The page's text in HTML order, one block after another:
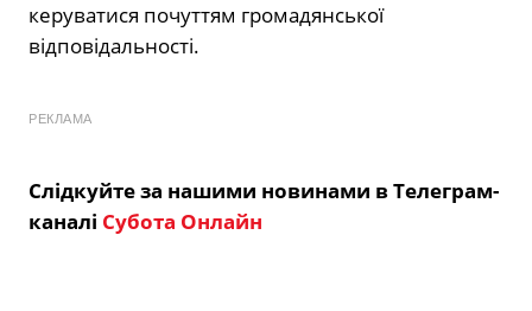
керуватися почуттям громадянської
відповідальності.
РЕКЛАМА
Слідкуйте за нашими новинами в Телеграм-
каналі Субота Онлайн